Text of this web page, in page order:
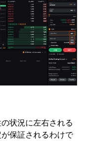
状況に左右される
保証されるわけで